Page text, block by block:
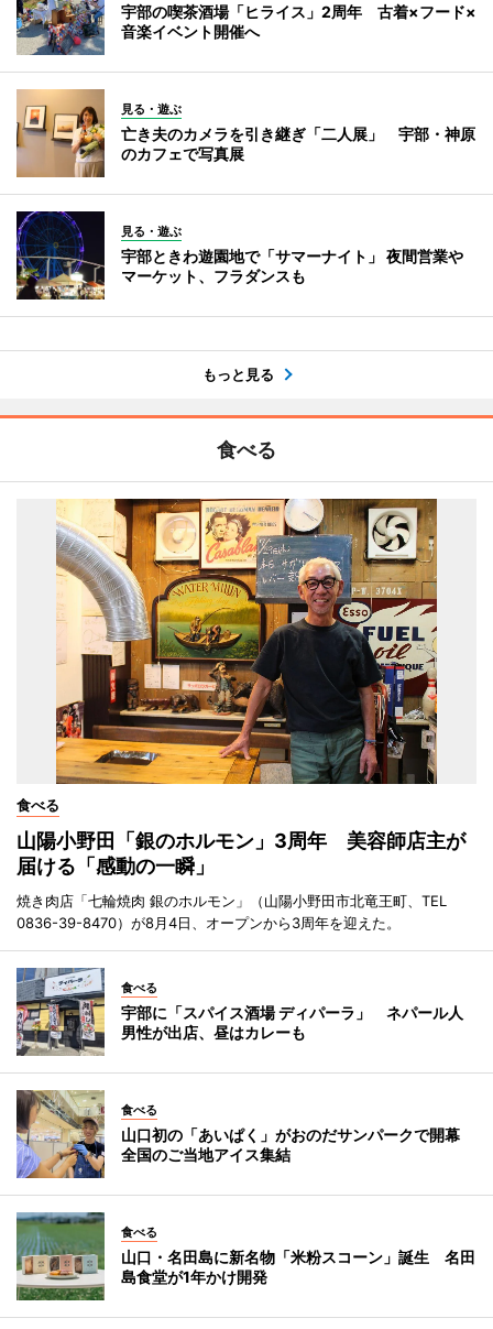
宇部の喫茶酒場「ヒライス」2周年 古着×フード×
音楽イベント開催へ
見る・遊ぶ
亡き夫のカメラを引き継ぎ「二人展」 宇部・神原
のカフェで写真展
見る・遊ぶ
宇部ときわ遊園地で「サマーナイト」 夜間営業や
マーケット、フラダンスも
もっと見る
食べる
食べる
山陽小野田「銀のホルモン」3周年 美容師店主が
届ける「感動の一瞬」
焼き肉店「七輪焼肉 銀のホルモン」（山陽小野田市北竜王町、TEL
0836-39-8470）が8月4日、オープンから3周年を迎えた。
食べる
宇部に「スパイス酒場 ディパーラ」 ネパール人
男性が出店、昼はカレーも
食べる
山口初の「あいぱく」がおのだサンパークで開幕
全国のご当地アイス集結
食べる
山口・名田島に新名物「米粉スコーン」誕生 名田
島食堂が1年かけ開発